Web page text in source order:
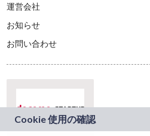
運営会社
お知らせ
お問い合わせ